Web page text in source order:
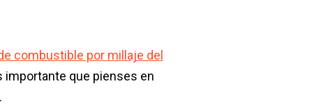
combustible por millaje del
importante que pienses en